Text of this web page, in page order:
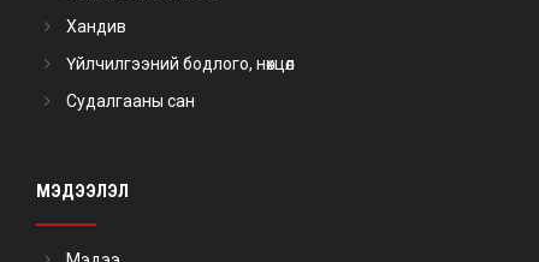
Хандив
Үйлчилгээний бодлого, нөхцөл
Судалгааны сан
МЭДЭЭЛЭЛ